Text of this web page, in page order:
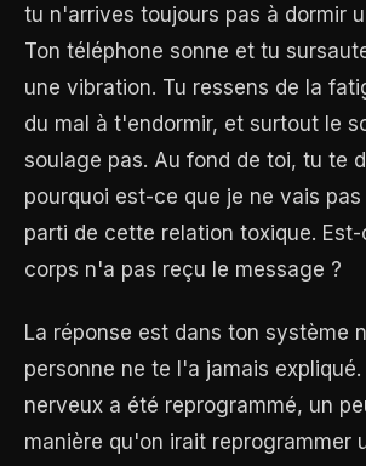
tu n'arrives toujours pas à dormir
Ton téléphone sonne et tu
une vibration. Tu ressens de la
du mal à t'endormir, et surtout le
soulage pas. Au fond de toi, tu te
pourquoi est-ce que je ne vais
parti de cette relation toxique.
corps n'a pas reçu le message ?
La réponse est dans ton système
personne ne te l'a jamais
nerveux a été reprogrammé, un
manière qu'on irait reprogrammer